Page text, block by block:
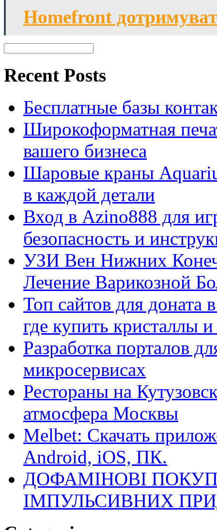
Homefront
Recent Posts
Бесплатные базы
Широкоформатная
вашего бизнеса
Шаровые краны
в каждой детали
Вход в Azino888 для
безопасность и
УЗИ Вен Нижних
Лечение Варикозной
Топ сайтов для
где купить кристаллы
Разработка порталов
микросервисах
Рестораны на
атмосфера Москвы
Melbet: Скачать
Android, iOS, ПК.
ДОФАМІНОВІ
ІМПУЛЬСИВНИХ